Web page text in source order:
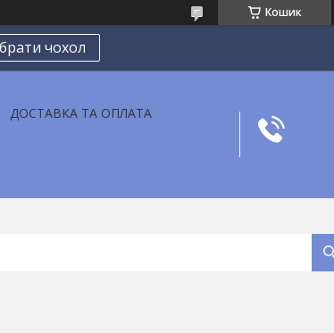
Кошик
чохол
ДОСТАВКА ТА ОПЛАТА